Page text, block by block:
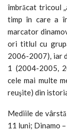
îmbrăcat tricoul
timp în care a
marcator
ori titlul cu
2006-2007), iar
1 (2004-2005,
cele mai multe
reuşite) din
Mediile de
11 luni; Dinamo